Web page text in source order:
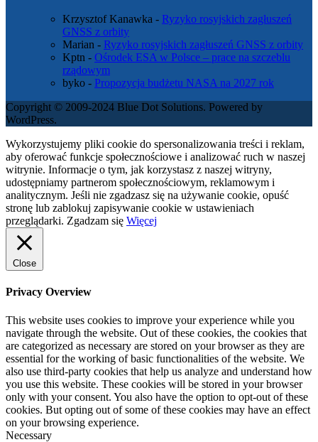
Krzysztof Kanawka - Ryzyko rosyjskich zagłuszeń
GNSS z orbity
Marian - Ryzyko rosyjskich zagłuszeń GNSS z orbity
Kptn - Ośrodek ESA w Polsce – prace na szczeblu
rządowym
byko - Propozycja budżetu NASA na 2027 rok
Copyright © 2009-2024 Blue Dot Solutions. Powered by
WordPress.
Wykorzystujemy pliki cookie do spersonalizowania treści i reklam,
aby oferować funkcje społecznościowe i analizować ruch w naszej
witrynie. Informacje o tym, jak korzystasz z naszej witryny,
udostępniamy partnerom społecznościowym, reklamowym i
analitycznym. Jeśli nie zgadzasz się na używanie cookie, opuść
stronę lub zablokuj zapisywanie cookie w ustawieniach
przeglądarki. Zgadzam się Więcej
Close
Privacy Overview
This website uses cookies to improve your experience while you
navigate through the website. Out of these cookies, the cookies that
are categorized as necessary are stored on your browser as they are
essential for the working of basic functionalities of the website. We
also use third-party cookies that help us analyze and understand how
you use this website. These cookies will be stored in your browser
only with your consent. You also have the option to opt-out of these
cookies. But opting out of some of these cookies may have an effect
on your browsing experience.
Necessary